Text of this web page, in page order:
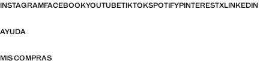
INSTAGRAMFACEBOOKYOUTUBETIKTOKSPOTIFYPINTERESTXLINKEDIN
AYUDA
MIS COMPRAS